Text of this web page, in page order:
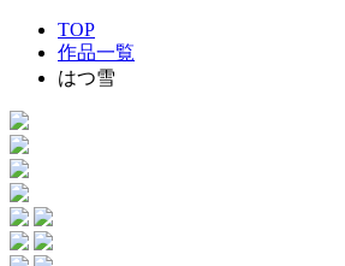
TOP
作品一覧
はつ雪